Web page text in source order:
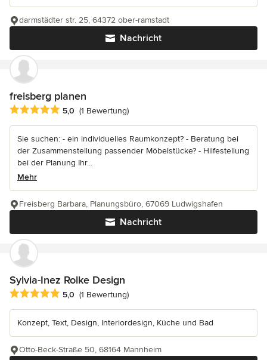
Nachricht
darmstädter str. 25, 64372 ober-ramstadt
freisberg planen
Durchschnittliche Bewertung: 5 von 5 Sternen
5,0 (1 Bewertung)
Sie suchen: - ein individuelles Raumkonzept? - Beratung bei
der Zusammenstellung passender Möbelstücke? - Hilfestellung
bei der Planung Ihr...
Mehr
Nachricht
Freisberg Barbara, Planungsbüro, 67069 Ludwigshafen
Sylvia-Inez Rolke Design
Durchschnittliche Bewertung: 5 von 5 Sternen
5,0 (1 Bewertung)
Konzept, Text, Design, Interiordesign, Küche und Bad
Otto-Beck-Straße 50, 68164 Mannheim